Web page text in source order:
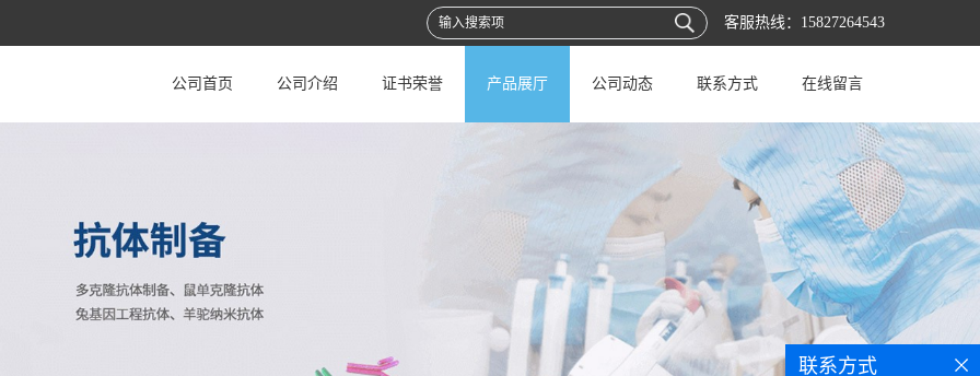
客服热线： 15827264543
公司首页 公司介绍 证书荣誉 产品展厅 公司动态 联系方式 在线留言
联系方式